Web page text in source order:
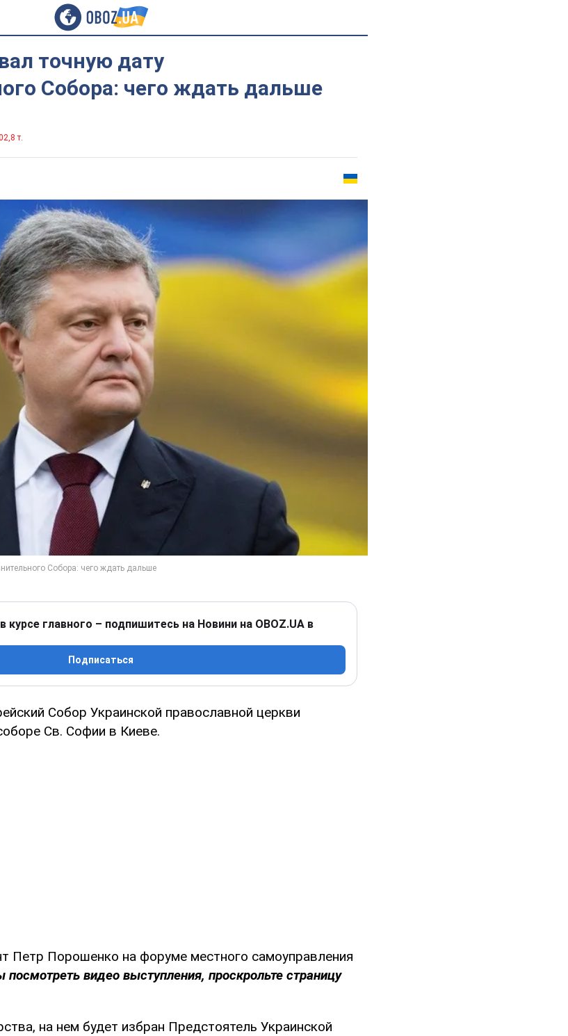
точную дату
Собора: чего ждать дальше
т.
курсе главного – подпишитесь на Новини на OBOZ.UA в
Подписаться
Собор Украинской православной церкви
Св. Софии в Киеве.
Петр Порошенко на форуме местного самоуправления
посмотреть видео выступления, проскрольте страницу
на нем будет избран Предстоятель Украинской